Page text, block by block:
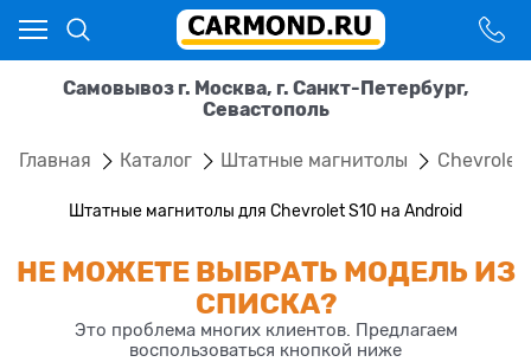
Самовывоз г. Москва, г. Санкт-Петербург,
Севастополь
Главная Каталог Штатные магнитолы Chevrolet
Штатные магнитолы для Chevrolet S10 на Android
НЕ МОЖЕТЕ ВЫБРАТЬ МОДЕЛЬ ИЗ
СПИСКА?
Это проблема многих клиентов. Предлагаем
воспользоваться кнопкой ниже